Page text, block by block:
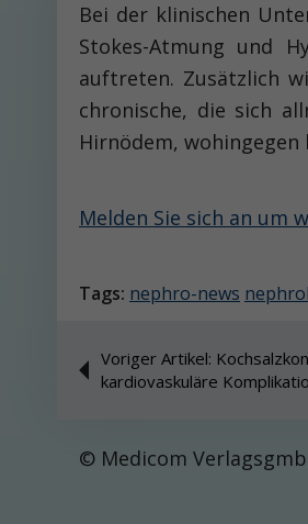
Bei der klinischen
Stokes-Atmung und
auftreten. Zusätzlich
chronische, die sich
Hirnödem,
Melden Sie sich an um
Tags: nephro-news
Voriger Artikel:
kardiovaskuläre
© Medicom